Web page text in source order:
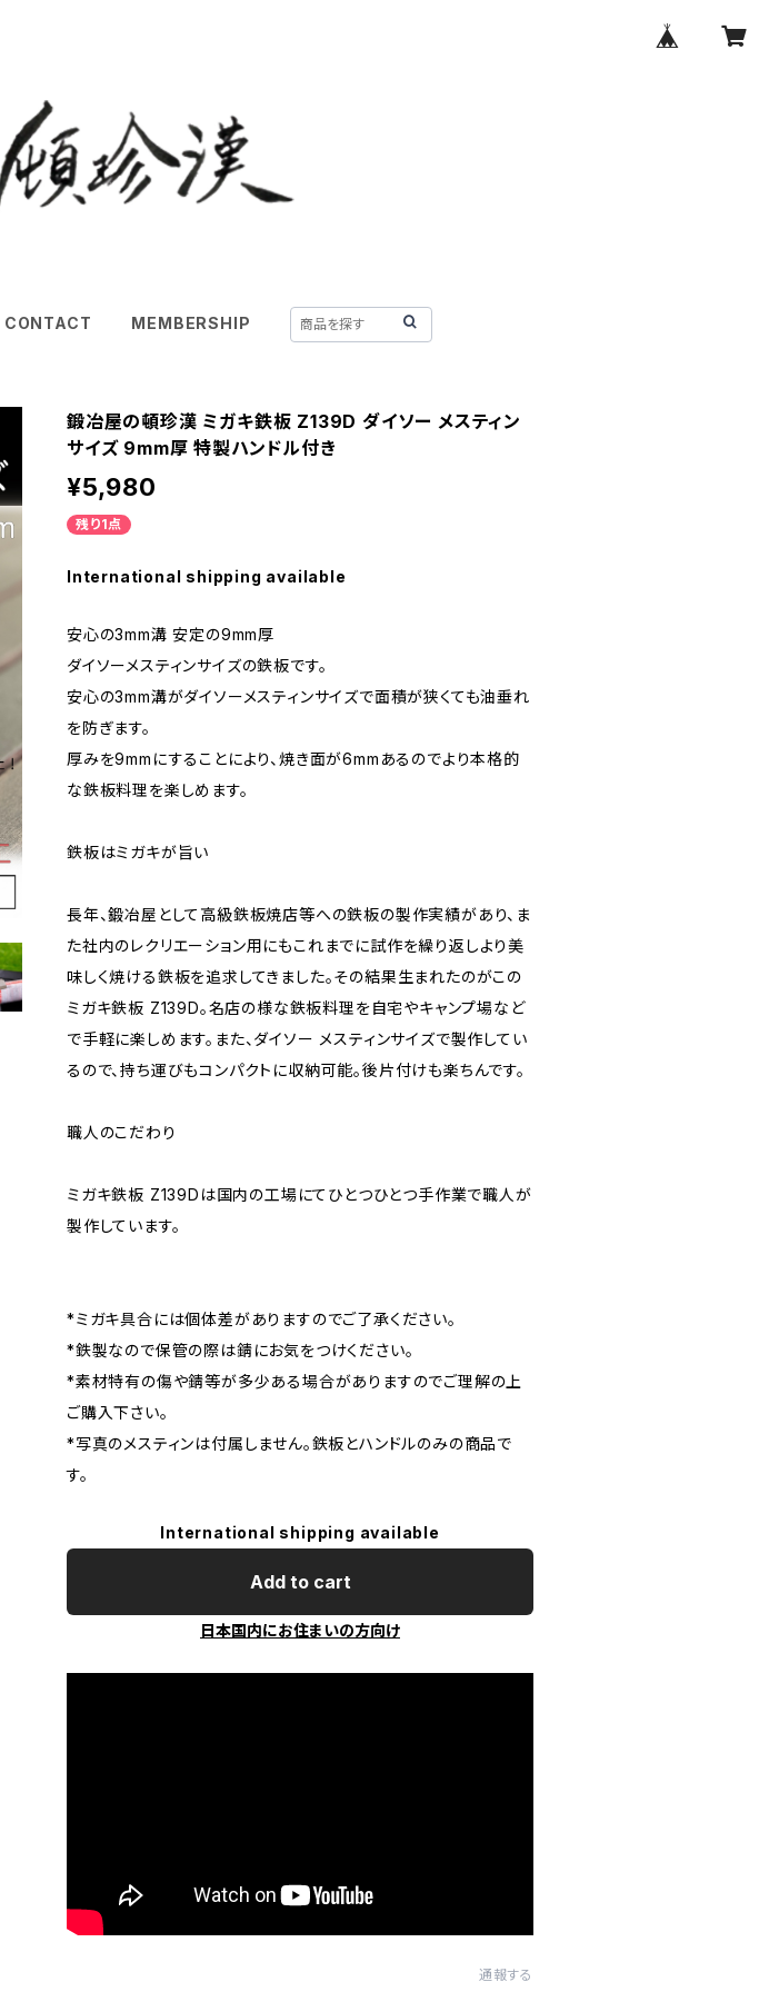
CONTACT MEMBERSHIP
鍛冶屋の頓珍漢 ミガキ鉄板 Z139D ダイソー メスティン
サイズ 9mm厚 特製ハンドル付き
¥5,980
残り1点
International shipping available
安心の3mm溝 安定の9mm厚
ダイソーメスティンサイズの鉄板です。
安心の3mm溝がダイソーメスティンサイズで面積が狭くても油垂れ
を防ぎます。
厚みを9mmにすることにより、焼き面が6mmあるのでより本格的
な鉄板料理を楽しめます。
鉄板はミガキが旨い
長年、鍛冶屋として高級鉄板焼店等への鉄板の製作実績があり、ま
た社内のレクリエーション用にもこれまでに試作を繰り返しより美
味しく焼ける鉄板を追求してきました。その結果生まれたのがこの
ミガキ鉄板 Z139D。名店の様な鉄板料理を自宅やキャンプ場など
で手軽に楽しめます。また、ダイソー メスティンサイズで製作してい
るので、持ち運びもコンパクトに収納可能。後片付けも楽ちんです。
職人のこだわり
ミガキ鉄板 Z139Dは国内の工場にてひとつひとつ手作業で職人が
製作しています。
*ミガキ具合には個体差がありますのでご了承ください。
*鉄製なので保管の際は錆にお気をつけください。
*素材特有の傷や錆等が多少ある場合がありますのでご理解の上
ご購入下さい。
*写真のメスティンは付属しません。鉄板とハンドルのみの商品で
す。
International shipping available
Add to cart
日本国内にお住まいの方向け
通報する